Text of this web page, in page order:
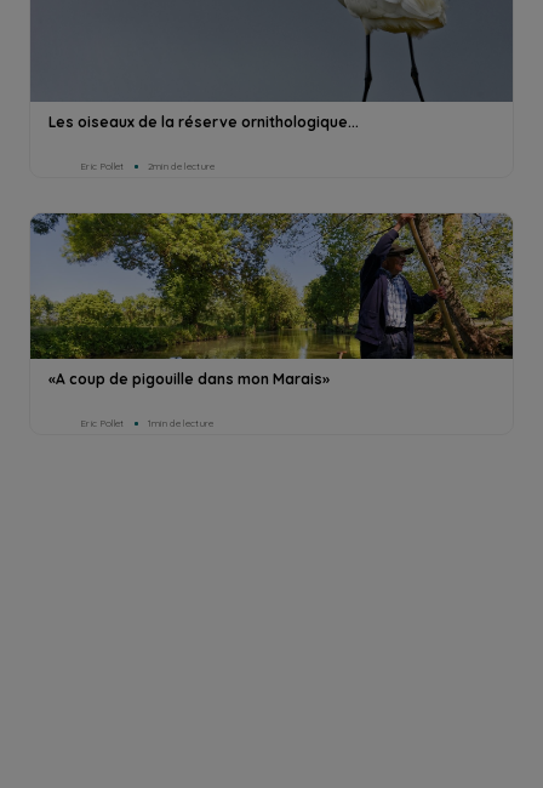
Les oiseaux de la réserve ornithologique...
Eric Pollet 2min de lecture
«A coup de pigouille dans mon Marais»
Eric Pollet 1min de lecture